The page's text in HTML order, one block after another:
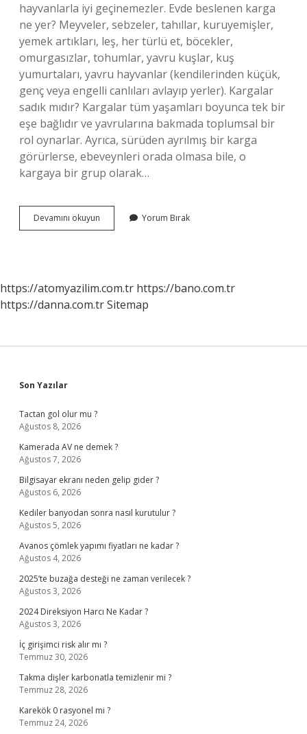
hayvanlarla iyi geçinemezler. Evde beslenen karga
ne yer? Meyveler, sebzeler, tahıllar, kuruyemişler,
yemek artıkları, leş, her türlü et, böcekler,
omurgasızlar, tohumlar, yavru kuşlar, kuş
yumurtaları, yavru hayvanlar (kendilerinden küçük,
genç veya engelli canlıları avlayıp yerler). Kargalar
sadık mıdır? Kargalar tüm yaşamları boyunca tek bir
eşe bağlıdır ve yavrularına bakmada toplumsal bir
rol oynarlar. Ayrıca, sürüden ayrılmış bir karga
görürlerse, ebeveynleri orada olmasa bile, o
kargaya bir grup olarak…
Devamını okuyun
Beslemek
Yorum Bırak
https://atomyazilim.com.tr https://bano.com.tr
https://danna.com.trSitemap
Sidebar
Son Yazılar
Tactan gol olur mu ?
Ağustos 8, 2026
Kamerada AV ne demek ?
Ağustos 7, 2026
Bilgisayar ekranı neden gelip gider ?
Ağustos 6, 2026
Kediler banyodan sonra nasıl kurutulur ?
Ağustos 5, 2026
Avanos çömlek yapımı fiyatları ne kadar ?
Ağustos 4, 2026
2025’te buzağa desteği ne zaman verilecek ?
Ağustos 3, 2026
2024 Direksiyon Harcı Ne Kadar ?
Ağustos 3, 2026
İç girişimci risk alır mı ?
Temmuz 30, 2026
Takma dişler karbonatla temizlenir mi ?
Temmuz 28, 2026
Karekök 0 rasyonel mi ?
Temmuz 24, 2026